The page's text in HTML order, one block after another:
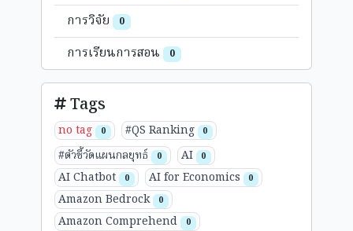
การวิจัย 0
การเรียนการสอน 0
Tags
no tag 0 #QS Ranking 0
#ตัวชี้วัดแผนกลยุทธ์ 0 AI 0
AI Chatbot 0 AI for Economics 0
Amazon Bedrock 0
Amazon Comprehend 0